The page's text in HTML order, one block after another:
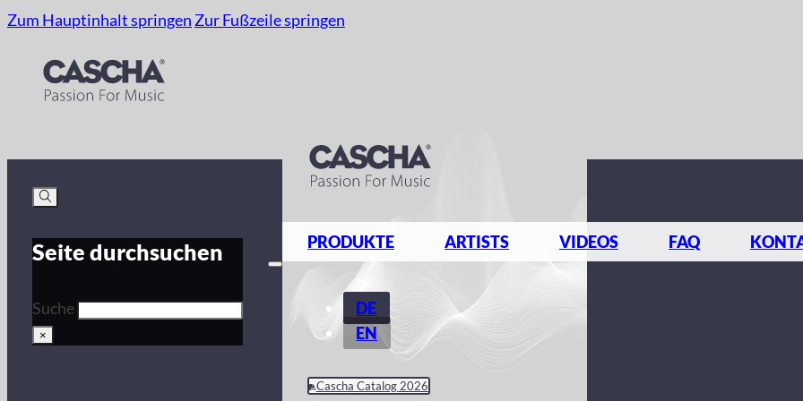
Zum Hauptinhalt springen Zur Fußzeile springen
Seite durchsuchen
Suche
×
PRODUKTE ARTISTS VIDEOS FAQ
DE
EN
Cascha Catalog 2026